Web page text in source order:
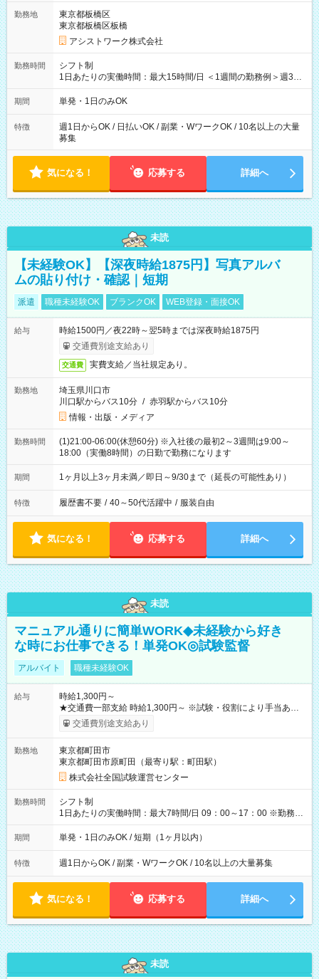
勤務地
東京都板橋区
東京都板橋区板橋
アシストワーク株式会社
勤務時間
シフト制
1日あたりの実働時間：最大15時間/日 ＜1週間の勤務例＞週3回
勤務 勤務：月・水・金 休み：火・木・土・日 好きな時にお仕事
可能です！ ※1日あたりの最大実働時間は日勤、夜勤共に勤務し
期間 単発・1日のみOK
特徴
週1日からOK / 日払いOK / 副業・WワークOK / 10名以上の大量
募集
気になる！ 応募する 詳細へ
未読
【未経験OK】【深夜時給1875円】写真アルバ
ムの貼り付け・確認｜短期
派遣 職種未経験OK ブランクOK WEB登録・面接OK
給与
時給1500円／夜22時～翌5時までは深夜時給1875円
交通費別途支給あり
交通費 実費支給／当社規定あり。
勤務地
埼玉県川口市
川口駅からバス10分 / 赤羽駅からバス10分
情報・出版・メディア
勤務時間
(1)21:00-06:00(休憩60分) ※入社後の最初2～3週間は9:00～
18:00（実働8時間）の日勤で勤務になります
期間 1ヶ月以上3ヶ月未満／即日～9/30まで（延長の可能性あり）
特徴 履歴書不要 / 40～50代活躍中 / 服装自由
気になる！ 応募する 詳細へ
未読
マニュアル通りに簡単WORK◆未経験から好き
な時にお仕事できる！単発OK◎試験監督
アルバイト 職種未経験OK
給与
時給1,300円～
★交通費一部支給 時給1,300円～ ※試験・役割により手当あり
※勤務回数により昇給あり 【即給（前払い）オプションあ
り！】 希望される場合、勤務から1週間ほどで給与の一部を受け
例】 ・河合塾模擬試験 8:30～17:30（休憩1時間） 時給1,300円
×8時間＝日収10,400円＋交通費 ※当日の役割により時給＋100
円の場合あり ・国家試験 7:00～13:30（休憩なし） 時給1,300
円（役割手当＋100円）×6時間＝日収8,400円＋交通費 【試用期
間】試用期間なし
交通費別途支給あり
勤務地
東京都町田市
東京都町田市原町田（最寄り駅：町田駅）
株式会社全国試験運営センター
勤務時間
シフト制
1日あたりの実働時間：最大7時間/日 09：00～17：00 ※勤務時
間は 試験により異なります。
期間 単発・1日のみOK / 短期（1ヶ月以内）
特徴 週1日からOK / 副業・WワークOK / 10名以上の大量募集
気になる！ 応募する 詳細へ
未読